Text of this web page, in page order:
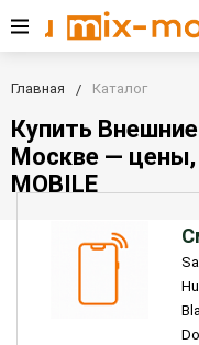
Главная Каталог
Купить
Москве — цены,
MOBILE